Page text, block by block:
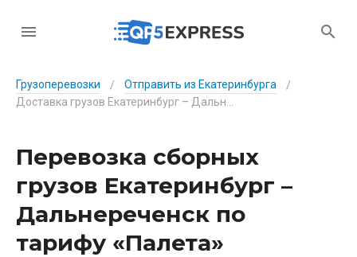
Грузоперевозки / Отправить из Екатеринбурга
/
Перевозка сборных
грузов Екатеринбург –
Дальнереченск по
тарифу «Палета»